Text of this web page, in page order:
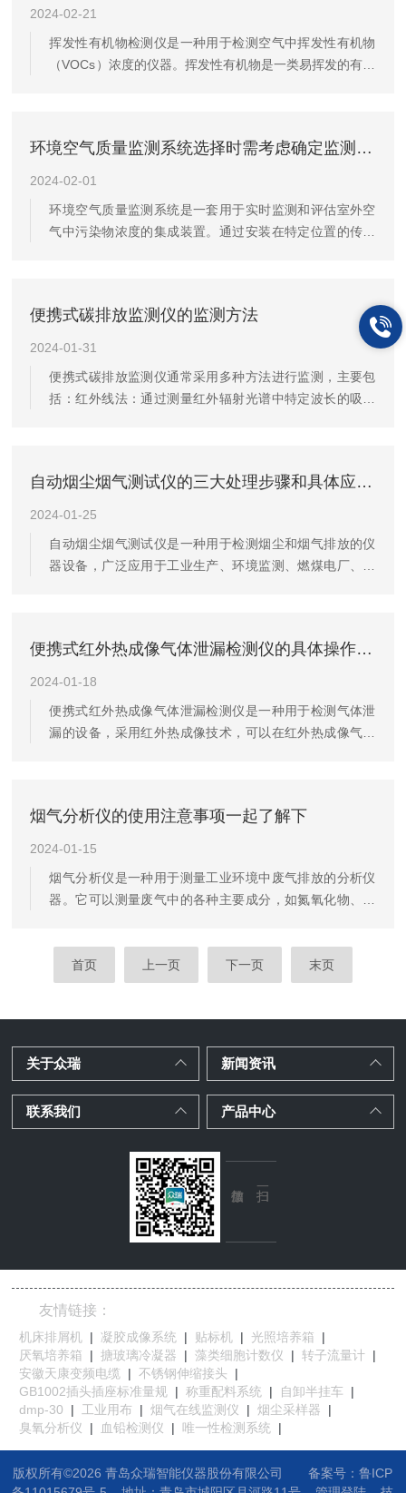
2024-02-21
挥发性有机物检测仪是一种用于检测空气中挥发性有机物
（VOCs）浓度的仪器。挥发性有机物是一类易挥发的有机
和浓度，为环境监测、室内空气质量评估和工业生产提供
重要参考数据。挥发性有机物检测仪的工作原理：1.采
机物；2.预处理：对采集到的空气样品进行预处理，去除
干扰物质，保证检测结果的...
环境空气质量监测系统选择时需考虑确定监测的污染物种类和数量
2024-02-01
环境空气质量监测系统是一套用于实时监测和评估室外空
气中污染物浓度的集成装置。通过安装在特定位置的传感
后，这些数据可以通过有线或无线网络传输到中央监控站
或云平台，供专业人员进行分析和评估。通常由一系列传
测量空气中的一种或多种污染物，如二氧化硫（SO2）、
氮氧化物（NOx）、一氧化碳（...
便携式碳排放监测仪的监测方法
2024-01-31
便携式碳排放监测仪通常采用多种方法进行监测，主要包
括：红外线法：通过测量红外辐射光谱中特定波长的吸收
量两种不同波长光的吸收差值来计算二氧化碳浓度。这种
方法具有较高的精度和灵敏度，但需要使用复杂的仪器和
解性能不同，通过测量色谱柱中气体的流动速度和压力变
化来计算二氧化碳浓度。这种方法...
自动烟尘烟气测试仪的三大处理步骤和具体应用领域
2024-01-25
自动烟尘烟气测试仪是一种用于检测烟尘和烟气排放的仪
器设备，广泛应用于工业生产、环境监测、燃煤电厂、锅
动烟尘烟气测试仪通常由以下几个主要部分组成：1.采样
系统：用于采集烟气样品，通常包括进气管、采样探头等
传感器、氧气传感器等，用于对采集的烟气样品进行分
析。3.控制系统：用于控制仪器...
便携式红外热成像气体泄漏检测仪的具体操作步骤
2024-01-18
便携式红外热成像气体泄漏检测仪是一种用于检测气体泄
漏的设备，采用红外热成像技术，可以在红外热成像气体
工、天然气、电力等行业，对于保障生产安全、防止环境
污染具有重要意义。工作原理是利用红外热成像技术，通
温度分布信息。当气体从管道、容器等设备中泄漏出来
时，泄漏出的气体与周围环境的温度...
烟气分析仪的使用注意事项一起了解下
2024-01-15
烟气分析仪是一种用于测量工业环境中废气排放的分析仪
器。它可以测量废气中的各种主要成分，如氮氧化物、二
厂的环保情况。烟气分析仪是一种关键工具，用于监测和
分析工业排放中的气体成分。随着环境保护法规的加强和
公众对清洁空气的需求增加，这些仪器在控制和减少污染
量诸如二氧化硫(SO2)、氮氧化物(NOx)、一氧化碳(CO)、
二氧化碳(CO2...
首页 上一页 下一页 末页
关于众瑞 新闻资讯
联系我们 产品中心
友情链接：
机床排屑机 | 凝胶成像系统 | 贴标机 | 光照培养箱
|
厌氧培养箱
| 搪玻璃冷凝器 | 藻类细胞计数仪 | 转子流量计 |
安徽天康变频电缆 | 不锈钢伸缩接头
|
GB1002插头插座标准量规 | 称重配料系统 | 自卸半挂车
|
dmp-30
| 工业用布 | 烟气在线监测仪 | 烟尘采样器
|
臭氧分析仪
| 血铅检测仪 | 唯一性检测系统 |
版权所有©2026 青岛众瑞智能仪器股份有限公司
备案号：鲁ICP